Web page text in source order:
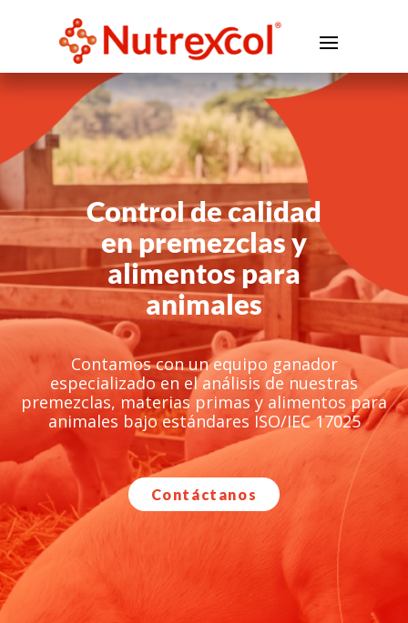
Control de calidad
en premezclas y
alimentos para
animales
Contamos con un equipo ganador
especializado en el análisis de nuestras
premezclas, materias primas y alimentos para
animales bajo estándares ISO/IEC 17025
Contáctanos